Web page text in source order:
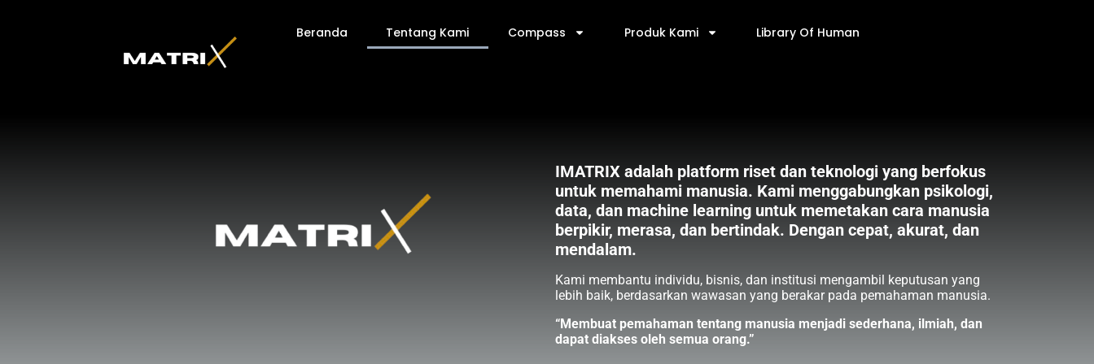
Beranda Tentang Kami Compass Produk Kami Library Of Human
IMATRIX adalah platform riset dan teknologi yang berfokus
untuk memahami manusia. Kami menggabungkan psikologi,
data, dan machine learning untuk memetakan cara manusia
berpikir, merasa, dan bertindak. Dengan cepat, akurat, dan
mendalam.
Kami membantu individu, bisnis, dan institusi mengambil keputusan yang
lebih baik, berdasarkan wawasan yang berakar pada pemahaman manusia.
“Membuat pemahaman tentang manusia menjadi sederhana, ilmiah, dan
dapat diakses oleh semua orang.”